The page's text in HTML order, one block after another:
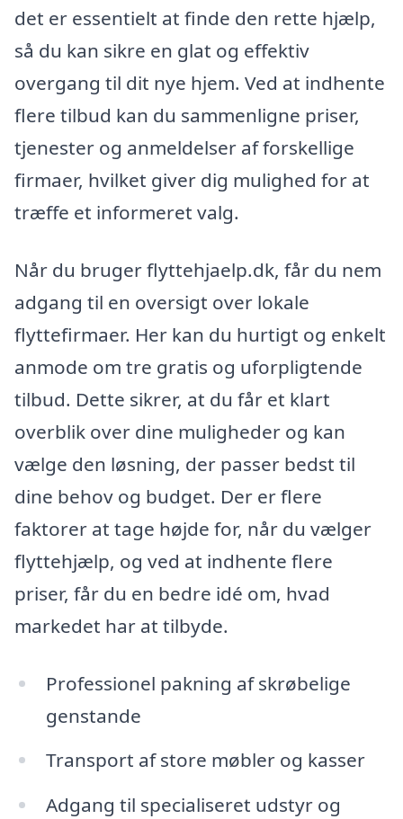
det er essentielt at finde den rette hjælp,
så du kan sikre en glat og effektiv
overgang til dit nye hjem. Ved at indhente
flere tilbud kan du sammenligne priser,
tjenester og anmeldelser af forskellige
firmaer, hvilket giver dig mulighed for at
træffe et informeret valg.
Når du bruger flyttehjaelp.dk, får du nem
adgang til en oversigt over lokale
flyttefirmaer. Her kan du hurtigt og enkelt
anmode om tre gratis og uforpligtende
tilbud. Dette sikrer, at du får et klart
overblik over dine muligheder og kan
vælge den løsning, der passer bedst til
dine behov og budget. Der er flere
faktorer at tage højde for, når du vælger
flyttehjælp, og ved at indhente flere
priser, får du en bedre idé om, hvad
markedet har at tilbyde.
Professionel pakning af skrøbelige
genstande
Transport af store møbler og kasser
Adgang til specialiseret udstyr og